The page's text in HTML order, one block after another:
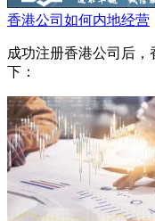
香港公司如何内地经营
成功注册香港公司后
下：